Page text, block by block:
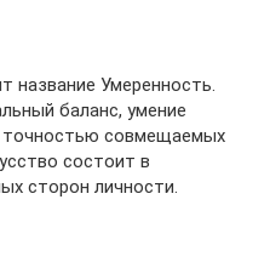
название Умеренность.
баланс, умение
точностью совмещаемых
состоит в
сторон личности.